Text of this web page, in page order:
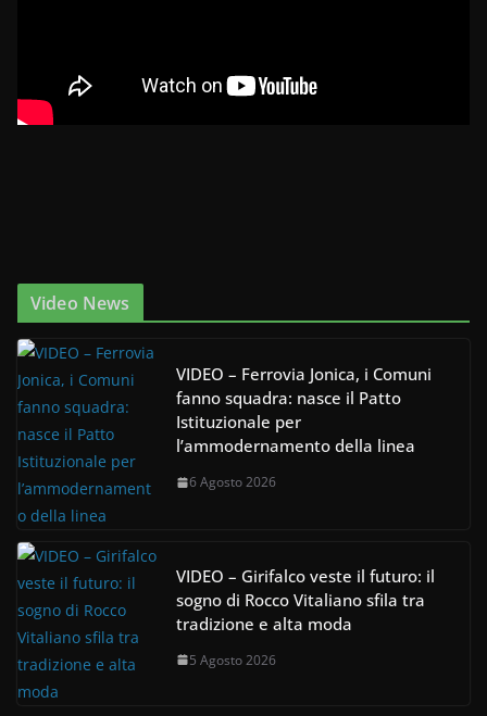
Video News
VIDEO – Ferrovia Jonica, i Comuni
fanno squadra: nasce il Patto
Istituzionale per
l’ammodernamento della linea
6 Agosto 2026
VIDEO – Girifalco veste il futuro: il
sogno di Rocco Vitaliano sfila tra
tradizione e alta moda
5 Agosto 2026